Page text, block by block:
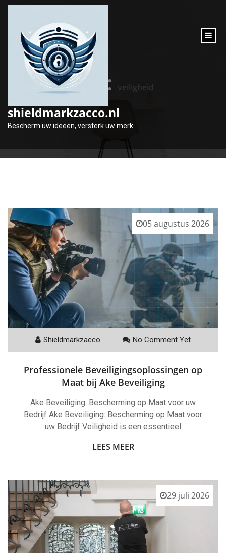
inhoud
shieldmarkzacco.nl
Bescherm uw ideeën, versterk uw merk.
Tag: veiligheid
05 augustus 2026
Shieldmarkzacco No Comment Yet
Professionele Beveiligingsoplossingen op
Maat bij Ake Beveiliging
Ake Beveiliging: Bescherming op Maat voor uw
Bedrijf Ake Beveiliging: Bescherming op Maat voor
uw Bedrijf Veiligheid is een essentieel
LEES MEER
29 juli 2026